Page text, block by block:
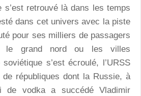
s’est retrouvé là dans les temps
dans cet univers avec la piste
pour ses milliers de passagers
le grand nord ou les villes
s’est écroulé, l’URSS
républiques dont la Russie, à
de vodka a succédé Vladimir